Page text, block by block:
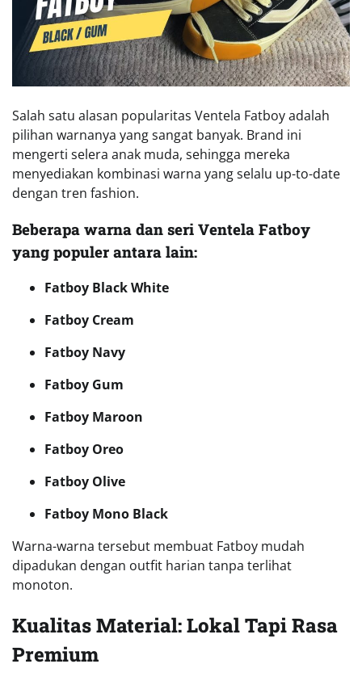
Salah satu alasan popularitas Ventela Fatboy adalah
pilihan warnanya yang sangat banyak. Brand ini
mengerti selera anak muda, sehingga mereka
menyediakan kombinasi warna yang selalu up-to-date
dengan tren fashion.
Beberapa warna dan seri Ventela Fatboy
yang populer antara lain:
Fatboy Black White
Fatboy Cream
Fatboy Navy
Fatboy Gum
Fatboy Maroon
Fatboy Oreo
Fatboy Olive
Fatboy Mono Black
Warna-warna tersebut membuat Fatboy mudah
dipadukan dengan outfit harian tanpa terlihat
monoton.
Kualitas Material: Lokal Tapi Rasa
Premium